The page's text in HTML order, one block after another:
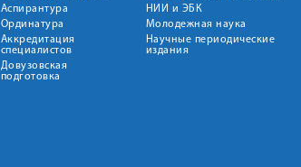
Аспирантура
Ординатура
Аккредитация
специалистов
Довузовская
подготовка
НИИ и ЭБК
Молодежная наука
Научные периодические
издания